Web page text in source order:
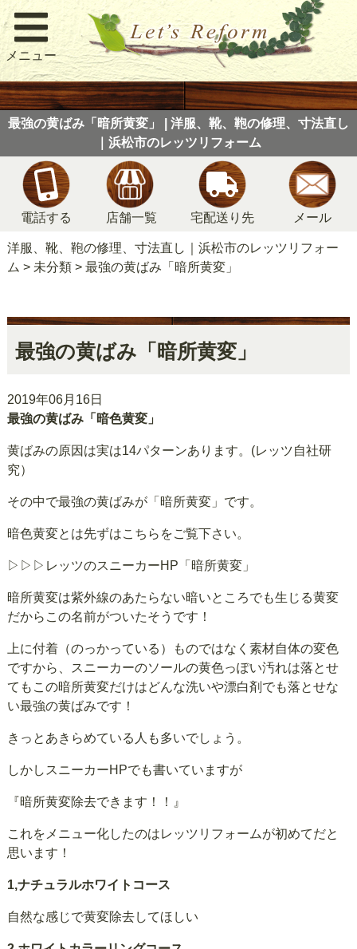
メニュー
最強の黄ばみ「暗所黄変」 | 洋服、靴、鞄の修理、寸法直し
｜浜松市のレッツリフォーム
電話する 店舗一覧 宅配送り先 メール
洋服、靴、鞄の修理、寸法直し｜浜松市のレッツリフォー
ム > 未分類> 最強の黄ばみ「暗所黄変」
最強の黄ばみ「暗所黄変」
2019年06月16日
最強の黄ばみ「暗色黄変」
黄ばみの原因は実は14パターンあります。(レッツ自社研
究）
その中で最強の黄ばみが「暗所黄変」です。
暗色黄変とは先ずはこちらをご覧下さい。
▷▷▷レッツのスニーカーHP「暗所黄変」
暗所黄変は紫外線のあたらない暗いところでも生じる黄変
だからこの名前がついたそうです！
上に付着（のっかっている）ものではなく素材自体の変色
ですから、スニーカーのソールの黄色っぽい汚れは落とせ
てもこの暗所黄変だけはどんな洗いや漂白剤でも落とせな
い最強の黄ばみです！
きっとあきらめている人も多いでしょう。
しかしスニーカーHPでも書いていますが
『暗所黄変除去できます！！』
これをメニュー化したのはレッツリフォームが初めてだと
思います！
1,ナチュラルホワイトコース
自然な感じで黄変除去してほしい